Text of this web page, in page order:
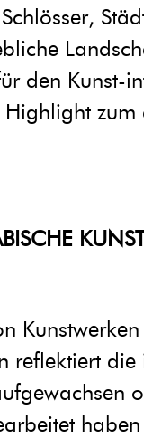
den Kunst-
Highlight
reflektiert die